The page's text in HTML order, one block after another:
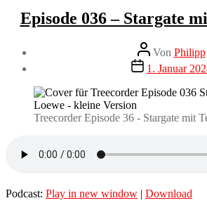
Episode 036 – Stargate
Beitragsautor
Von Philipp
1. Januar
Treecorder Episode 36 - Stargate mit
Podcast: Play in new window | Download